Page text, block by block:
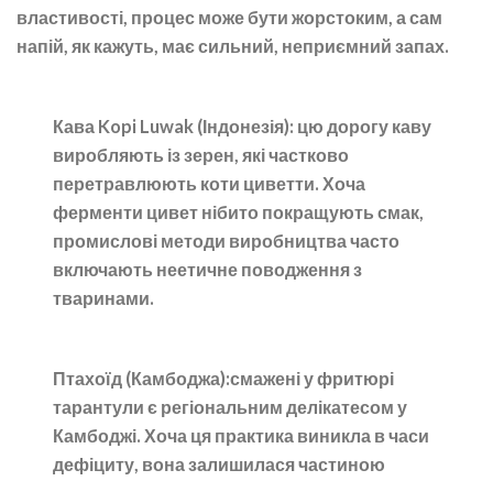
властивості, процес може бути жорстоким, а сам
напій, як кажуть, має сильний, неприємний запах.
Кава Kopi Luwak (Індонезія): цю дорогу каву
виробляють із зерен, які частково
перетравлюють коти циветти. Хоча
ферменти цивет нібито покращують смак,
промислові методи виробництва часто
включають неетичне поводження з
тваринами.
Птахоїд (Камбоджа):смажені у фритюрі
тарантули є регіональним делікатесом у
Камбоджі. Хоча ця практика виникла в часи
дефіциту, вона залишилася частиною